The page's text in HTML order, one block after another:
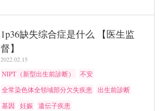
1p36缺失综合症是什么 【医生监
督】
2022.02.15
NIPT（新型出生前診断）
不安
全常染色体全領域部分欠失疾患
出生前診断
基因
妊娠 遺伝子疾患